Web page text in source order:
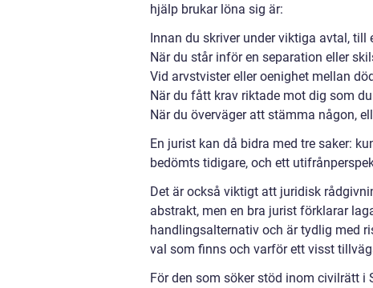
hjälp brukar löna sig är:
Innan du skriver under viktiga avtal,
När du står inför en separation eller
Vid arvstvister eller oenighet mellan
När du fått krav riktade mot dig som
När du överväger att stämma någon,
En jurist kan då bidra med tre saker:
bedömts tidigare, och ett
Det är också viktigt att juridisk
abstrakt, men en bra jurist förklarar
handlingsalternativ och är tydlig med
val som finns och varför ett visst
För den som söker stöd inom civilrätt i